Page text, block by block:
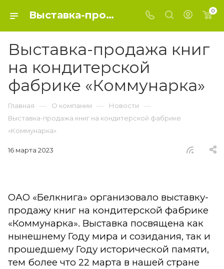
Выставка-продажа книг на кондитерской фабрике «Коммунарка» 0
Выставка-продажа книг
на кондитерской
фабрике «Коммунарка»
Главная — О компании — Новости —
Выставка-продажа книг на кондитерской фабрике
«Коммунарка»
16 марта 2023
ОАО «Белкнига» организовало выставку-
продажу книг на кондитерской фабрике
«Коммунарка». Выставка посвящена как
нынешнему Году мира и созидания, так и
прошедшему Году исторической памяти,
тем более что 22 марта в нашей стране